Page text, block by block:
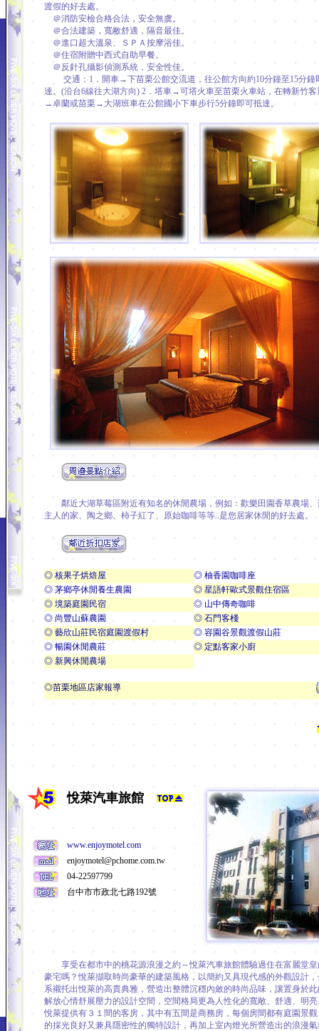
渡假的好去處。
＠消防安檢合格合法，安全無虞。
＠合法建築，寬敝舒適，隔音最佳。
＠進口超大溫泉、ＳＰＡ按摩浴佳。
＠住宿附贈中西式自助早餐。
＠反針孔攝影偵測系統，安全性佳。
交通：1．開車→下苗栗公館交流道，往公館方向約10分鐘至15分鐘
達。(沿台6線往大湖方向) 2．塔車→可塔火車至苗栗火車站，在轉新竹客
→卓蘭或苗栗→大湖班車在公館國小下車步行5分鐘即可抵達。
鄰近大湖草莓區附近有知名的休閒農場，例如：歡樂田園香草農場、
主人的家、陶之鄉、柿子紅了、原始咖啡等等..是您居家休閒的好去處。
◎ 核果子烘焙屋
◎ 柚香園咖啡座
◎ 茅鄉亭休閒養生農園
◎ 星語軒歐式景觀住宿區
◎ 境築庭園民宿
◎ 山中傳奇咖啡
◎ 尚豐山蘇農園
◎ 石門客棧
◎ 藝欣山莊民宿庭園渡假村
◎ 容園谷景觀渡假山莊
◎ 暢園休閒農莊
◎ 定點客家小廚
◎ 新興休閒農場
◎苗栗地區店家報導
悅萊汽車旅館
www.enjoymotel.com
enjoymotel@pchome.com.tw
04-22597799
台中市市政北七路192號
享受在都市中的桃花源浪漫之約～悅萊汽車旅館體驗過住在富麗堂
豪宅嗎？悅萊擷取時尚豪華的建築風格，以簡約又具現代感的外觀設計
系襯托出悅萊的高貴典雅，營造出整體沉穩內斂的時尚品味，讓置身於
解放心情舒展壓力的設計空間，空間格局更為人性化的寬敞、舒適、
悅萊提供有３１間的客房，其中有五間是商務房，每個房間都有庭園景
的採光良好又兼具隱密性的獨特設計，再加上室內燈光所營造出的浪漫